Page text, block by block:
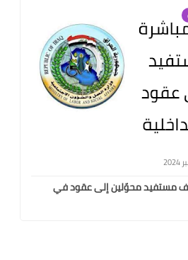
العمل مباشرة 12 ألف مستفيد محوّلين إلى عقود في